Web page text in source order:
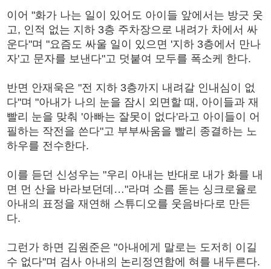
이어 "화가 나는 일이 있어도 아이들 앞에서는 방긋 웃
고, 인적 없는 지하 3층 주차장으로 내려가 차에서 싸
운다"며 "요즘도 싸울 일이 있으면 '지하 3층에서 만나
자'고 문자를 보낸다"고 덧붙여 모두를 폭소케 한다.
반면 안재욱은 "전 지하 3층까지 내려갈 인내심이 없
다"며 "아내가 나의 눈을 잠시 외면할 때, 아이들과 재
빨리 눈을 맞춰 '아빠는 잘못이 없다'라고 아이들이 어
필하는 작전을 쓴다"고 부부싸움을 빨리 종결하는 노
하우를 전수한다.
이를 듣던 신성우는 "우리 아내는 반대로 내가 화를 내
면 먼 산을 바라보던데…"라며 소름 돋는 싱크로율로
아내의 표정을 재연해 스튜디오를 웃음바다로 만든
다.
그런가 하면 김원준은 "아내에게 말로는 도저히 이길
수 없다"며 검사 아내의 논리정연함에 혀를 내두른다.